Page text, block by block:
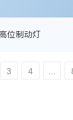
位制动灯
3 4 ...